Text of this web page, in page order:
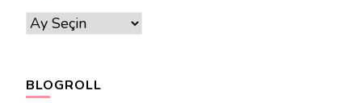
Arxivlər
BLOGROLL